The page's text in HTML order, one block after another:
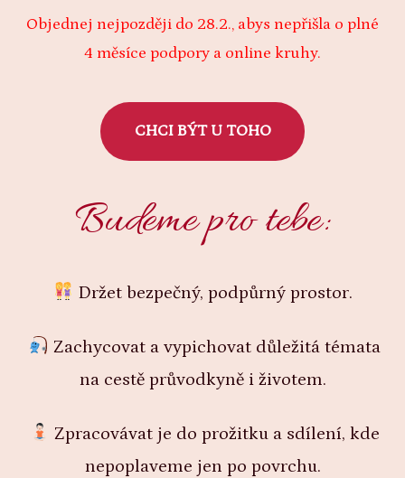
Objednej nejpozději do 28.2., abys nepřišla o plné
4 měsíce podpory a online kruhy.
CHCI BÝT U TOHO
Budeme pro tebe:
Držet bezpečný, podpůrný prostor.
Zachycovat a vypichovat důležitá témata
na cestě průvodkyně i životem.
Zpracovávat je do prožitku a sdílení, kde
nepoplaveme jen po povrchu.